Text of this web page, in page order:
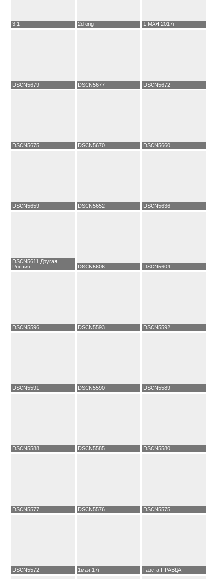
3 1 2d orig 1 МАЯ 2017г
DSCN5679 DSCN5677 DSCN5672
DSCN5675 DSCN5670 DSCN5660
DSCN5659 DSCN5652 DSCN5636
DSCN5611 Другая
Россия
DSCN5606 DSCN5604
DSCN5596 DSCN5593 DSCN5592
DSCN5591 DSCN5590 DSCN5589
DSCN5588 DSCN5585 DSCN5580
DSCN5577 DSCN5576 DSCN5575
DSCN5572 1мая 17г Газета ПРАВДА